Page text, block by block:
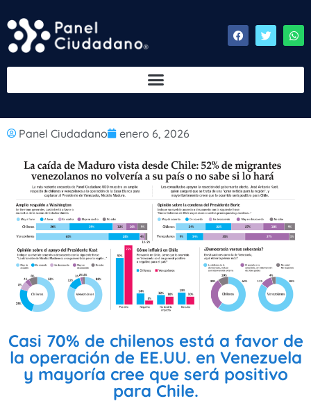
Panel Ciudadano enero 6, 2026
Casi 70% de chilenos está a favor de
la operación de EE.UU. en Venezuela
y mayoría cree que será positivo
para Chile.